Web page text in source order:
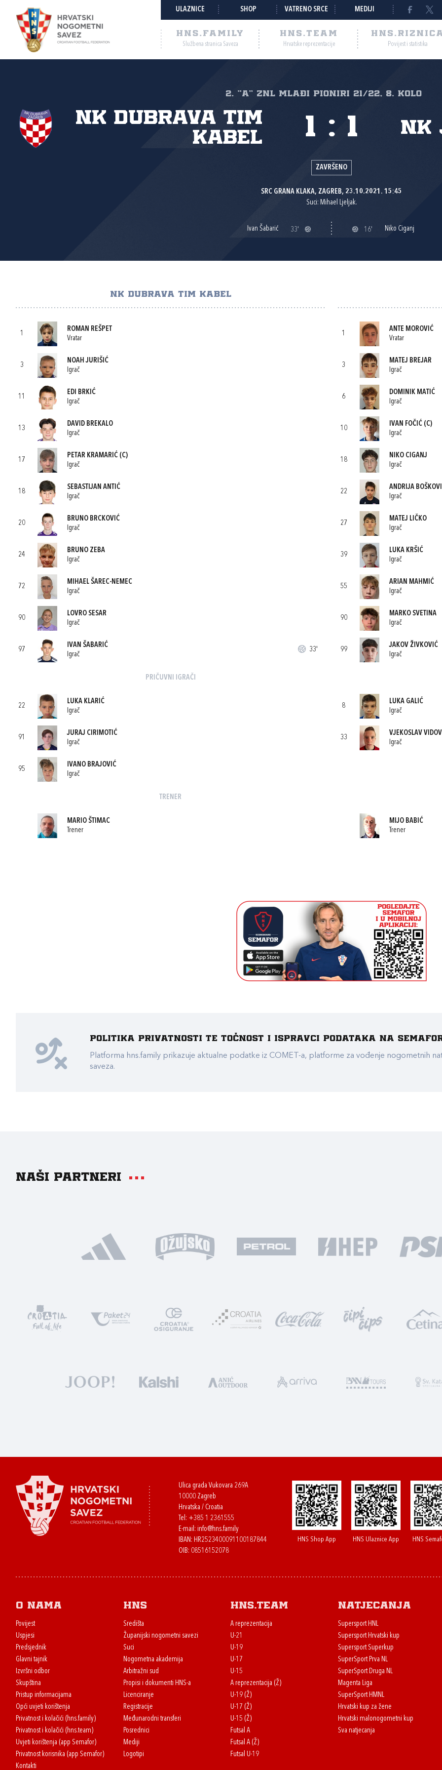
ULAZNICE SHOP VATRENO SRCE MEDIJI
HNS.FAMILY
Službena stranica Saveza
HNS.TEAM
Hrvatske reprezentacije Povijest i statistika
2. "A" ZNL MLAĐI PIONIRI 21/22, 8. kolo
NK Dubrava Tim
Kabel
1 : 1
ZAVRŠENO
SRC GRANA KLAKA, ZAGREB, 23.10.2021. 15:45
Suci: Mihael Ljeljak.
Ivan Šabarić 33' 16' Niko Ciganj
NK DUBRAVA TIM KABEL
1
ROMAN REŠPET
Vratar
3
NOAH JURIŠIĆ
Igrač
11
EDI BRKIĆ
Igrač
13
DAVID BREKALO
Igrač
17
PETAR KRAMARIĆ (C)
Igrač
18
SEBASTIJAN ANTIĆ
Igrač
20
BRUNO BRCKOVIĆ
Igrač
24
BRUNO ZEBA
Igrač
72
MIHAEL ŠAREC-NEMEC
Igrač
90
LOVRO SESAR
Igrač
97
IVAN ŠABARIĆ
Igrač
33'
PRIČUVNI IGRAČI
22
LUKA KLARIĆ
Igrač
91
JURAJ CIRIMOTIĆ
Igrač
95
IVANO BRAJOVIĆ
Igrač
TRENER
MARIO ŠTIMAC
Trener
1
ANTE MOROVIĆ
Vratar
3
MATEJ BREJAR
Igrač
6
DOMINIK MATIĆ
Igrač
10
IVAN FOČIĆ(C)
Igrač
18
NIKO CIGANJ
Igrač
22
ANDRIJA
Igrač
27
MATEJ LIČKO
Igrač
39
LUKA KRŠIĆ
Igrač
55
ARIAN MAHMIĆ
Igrač
90
MARKO SVETINA
Igrač
99
JAKOV ŽIVKOVIĆ
Igrač
8
LUKA GALIĆ
Igrač
33
VJEKOSLAV
Igrač
MIJO BABIĆ
Trener
Politika privatnosti te točnost i ispravci podataka na
Platforma hns.family prikazuje aktualne podatke iz COMET-a, platforme za vođenje nogometnih
saveza.
Naši partneri
Ulica grada Vukovara 269A
10000 Zagreb
Hrvatska / Croatia
Tel: +385 1 2361555
E-mail: info@hns.family
IBAN: HR2523400091100187844
OIB: 08516152078
HNS Shop App HNS Ulaznice App HNS
O nama
Povijest
Uspjesi
Predsjednik
Glavni tajnik
Izvršni odbor
Skupština
Pristup informacijama
Opći uvjeti korištenja
Privatnost i kolačići (hns.family)
Privatnost i kolačići (hns.team)
Uvjeti korištenja (app Semafor)
Privatnost korisnika (app Semafor)
Kontakti
HNS
Središta
Županijski nogometni savezi
Suci
Nogometna akademija
Arbitražni sud
Propisi i dokumenti HNS-a
Licenciranje
Registracije
Međunarodni transferi
Posrednici
Mediji
Logotipi
HNS.team
A reprezentacija
U-21
U-19
U-17
U-15
A reprezentacija (Ž)
U-19 (Ž)
U-17 (Ž)
U-15 (Ž)
Futsal A
Futsal A (Ž)
Futsal U-19
Natjecanja
Supersport HNL
Supersport Hrvatski kup
Supersport Superkup
SuperSport Prva NL
SuperSport Druga NL
Magenta Liga
SuperSport HMNL
Hrvatski kup za žene
Hrvatski malonogometni kup
Sva natjecanja